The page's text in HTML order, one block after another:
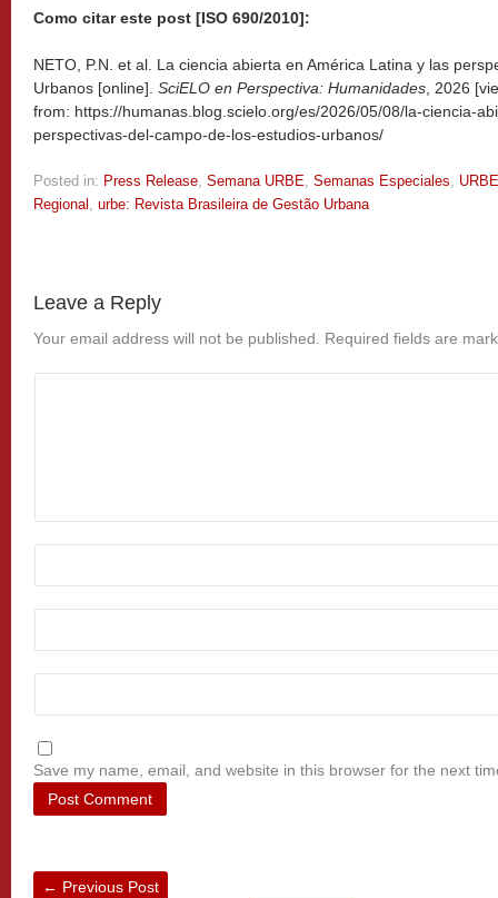
Como citar este post [ISO 690/2010]:
NETO, P.N. et al. La ciencia abierta en América Latina y las
Urbanos [online]. SciELO en Perspectiva: Humanidades, 2026
from: https://humanas.blog.scielo.org/es/2026/05/08/la-ciencia-
perspectivas-del-campo-de-los-estudios-urbanos/
Posted in: Press Release, Semana URBE, Semanas Especiales, URBE
Regional , urbe: Revista Brasileira de Gestão Urbana
Leave a Reply
Your email address will not be published. Required fields are
Save my name, email, and website in this browser for the next
← Previous Post